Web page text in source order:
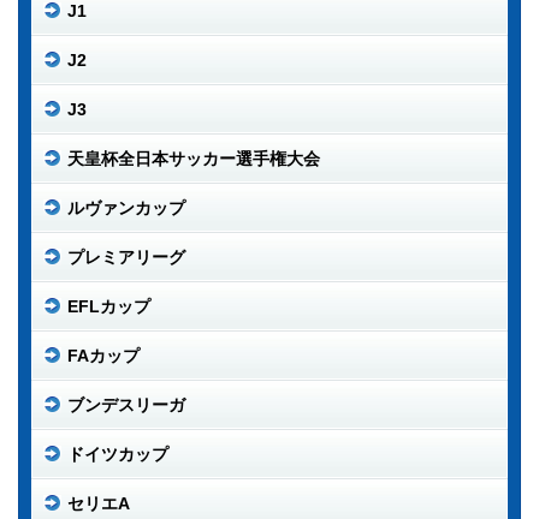
J1
J2
J3
天皇杯全日本サッカー選手権大会
ルヴァンカップ
プレミアリーグ
EFLカップ
FAカップ
ブンデスリーガ
ドイツカップ
セリエA